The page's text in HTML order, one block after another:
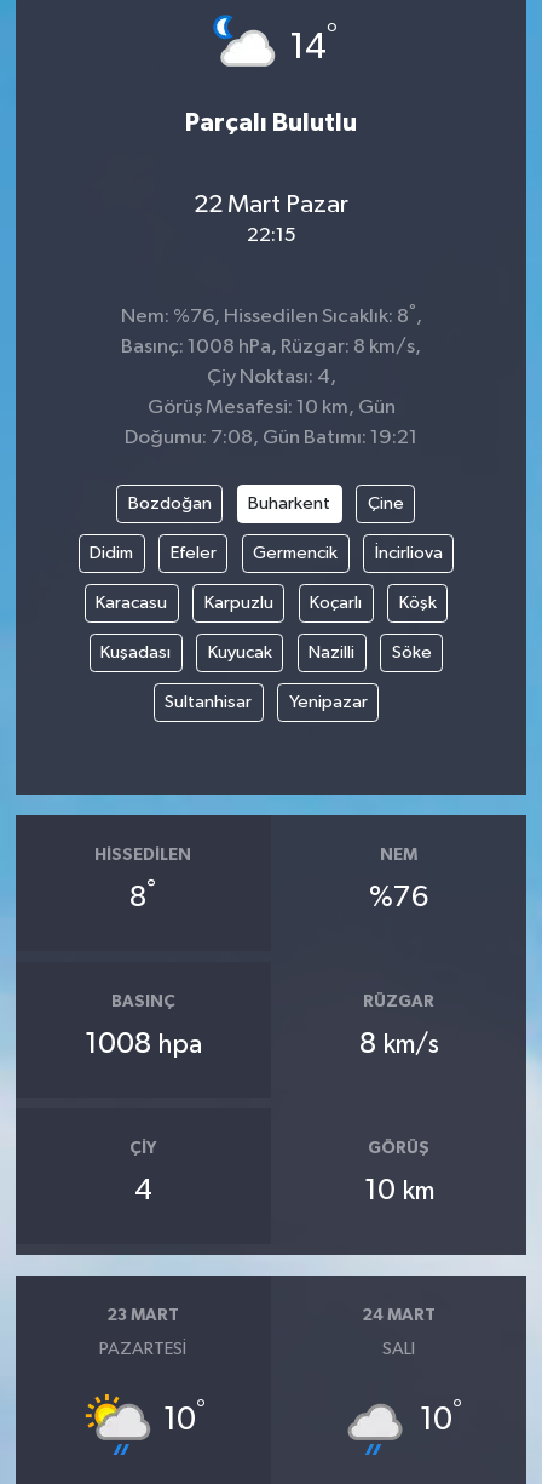
14°
Parçalı Bulutlu
22 Mart Pazar
22:15
Nem: %76, Hissedilen Sıcaklık: 8°,
Basınç: 1008 hPa, Rüzgar: 8 km/s,
Çiy Noktası: 4,
Görüş Mesafesi: 10 km, Gün
Doğumu: 7:08, Gün Batımı: 19:21
Bozdoğan Buharkent Çine
Didim Efeler Germencik İncirliova
Karacasu Karpuzlu Koçarlı Köşk
Kuşadası Kuyucak Nazilli Söke
Sultanhisar Yenipazar
HISSEDILEN
8°
NEM
%76
BASINÇ
1008 hpa
RÜZGAR
8 km/s
ÇIY
4
GÖRÜŞ
10 km
23 MART
PAZARTESI
10°
24 MART
SALI
10°